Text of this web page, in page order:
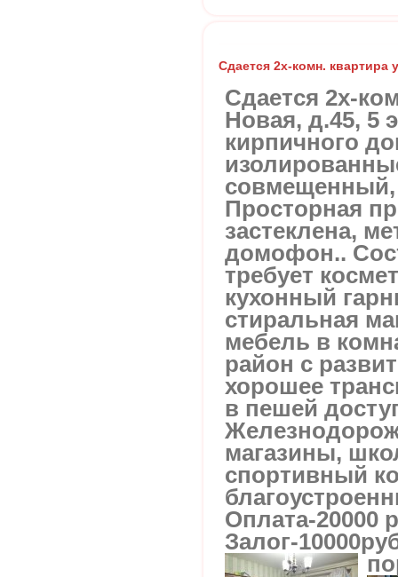
Сдается 2х-комн. квартира
Сдается 2х-
Новая, д.45, 5
кирпичного
совмещенный,
Просторная
застеклена,
домофон..
требует
кухонный
стиральная
мебель в
район с
хорошее
в пешей
магазины,
спортивный
Оплата-20000
Залог-